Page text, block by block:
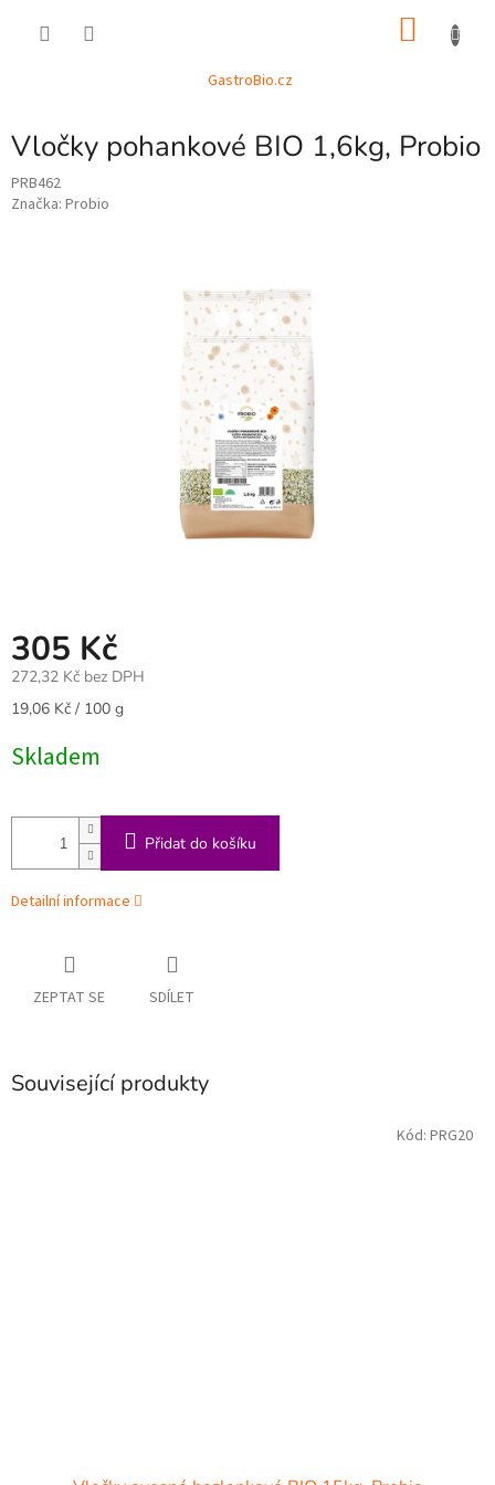
GastroBio.cz
Vločky pohankové BIO 1,6kg, Probio
PRB462
Značka: Probio
305 Kč
272,32 Kč bez DPH
Měrná
19,06 Kč / 100 g
Skladem
Přidat do košíku
Detailní informace
ZEPTAT SE SDÍLET
Související produkty
Kód: PRG20